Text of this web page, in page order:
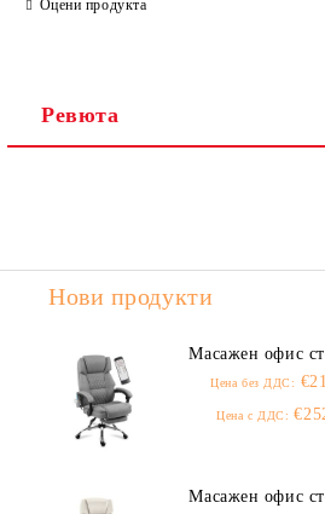
Оцени продукта
Ревюта
Нови продукти
Масажен офис
Цена без ДДС:
Цена с ДДС:
Масажен офис